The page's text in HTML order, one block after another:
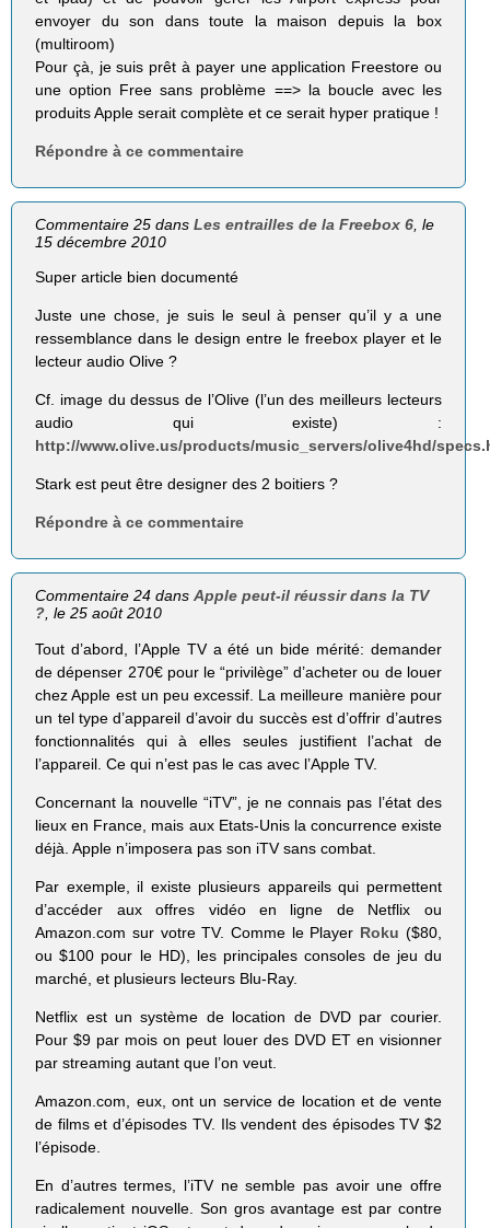
envoyer du son dans toute la maison depuis la box
(multiroom)
Pour çà, je suis prêt à payer une application Freestore ou
une option Free sans problème ==> la boucle avec les
produits Apple serait complète et ce serait hyper pratique !
Répondre à ce commentaire
Commentaire 25 dansLes entrailles de la Freebox 6 , le
15 décembre 2010
Super article bien documenté
Juste une chose, je suis le seul à penser qu’il y a une
ressemblance dans le design entre le freebox player et le
lecteur audio Olive ?
Cf. image du dessus de l’Olive (l’un des meilleurs lecteurs
audio qui existe) :
http://www.olive.us/products/music_servers/olive4hd/
Stark est peut être designer des 2 boitiers ?
Répondre à ce commentaire
Commentaire 24 dansApple peut-il réussir dans la TV
?, le 25 août 2010
Tout d’abord, l’Apple TV a été un bide mérité: demander
de dépenser 270€ pour le “privilège” d’acheter ou de louer
chez Apple est un peu excessif. La meilleure manière pour
un tel type d’appareil d’avoir du succès est d’offrir d’autres
fonctionnalités qui à elles seules justifient l’achat de
l’appareil. Ce qui n’est pas le cas avec l’Apple TV.
Concernant la nouvelle “iTV”, je ne connais pas l’état des
lieux en France, mais aux Etats-Unis la concurrence existe
déjà. Apple n’imposera pas son iTV sans combat.
Par exemple, il existe plusieurs appareils qui permettent
d’accéder aux offres vidéo en ligne de Netflix ou
Amazon.com sur votre TV. Comme le Player Roku ($80,
ou $100 pour le HD), les principales consoles de jeu du
marché, et plusieurs lecteurs Blu-Ray.
Netflix est un système de location de DVD par courier.
Pour $9 par mois on peut louer des DVD ET en visionner
par streaming autant que l’on veut.
Amazon.com, eux, ont un service de location et de vente
de films et d’épisodes TV. Ils vendent des épisodes TV $2
l’épisode.
En d’autres termes, l’iTV ne semble pas avoir une offre
radicalement nouvelle. Son gros avantage est par contre